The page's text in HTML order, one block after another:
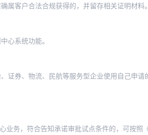
属客户合法合规获得的，并留存相关证明材料。
心系统功能。
航等服务型企业使用自己申请的95/96客户服务短号
审批试点条件的，可按照《开展第二类增值电信业务相